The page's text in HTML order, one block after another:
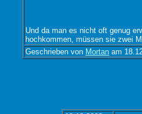
Und da man es nicht oft genug
hochkommen, müssen sie zwei
Geschrieben von Mortan am